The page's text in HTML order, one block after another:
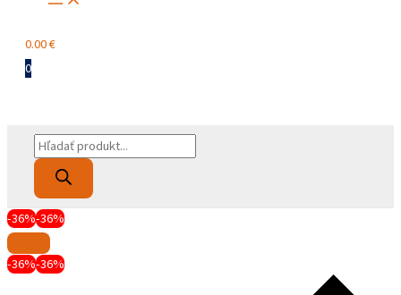
Menu
0.00€
0
Products
search
-36%-36%
-36%-36%